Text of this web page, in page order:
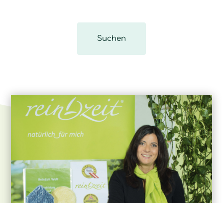
Suchen